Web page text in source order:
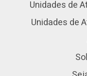
Unidades de
Unidades de